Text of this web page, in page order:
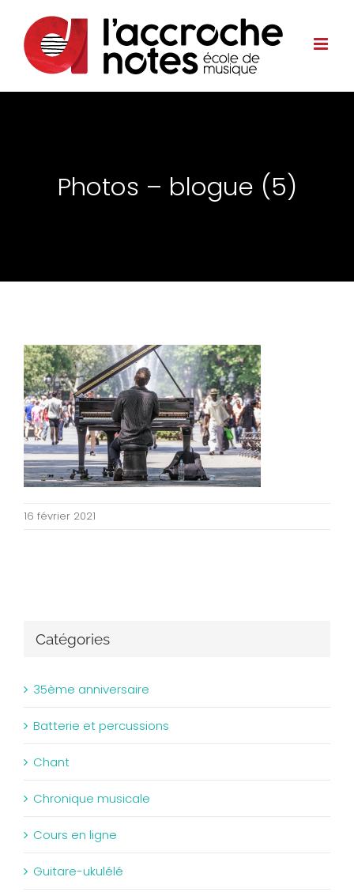
Photos – blogue (5)
16 février 2021
Catégories
35ème anniversaire
Batterie et percussions
Chant
Chronique musicale
Cours en ligne
Guitare-ukulélé